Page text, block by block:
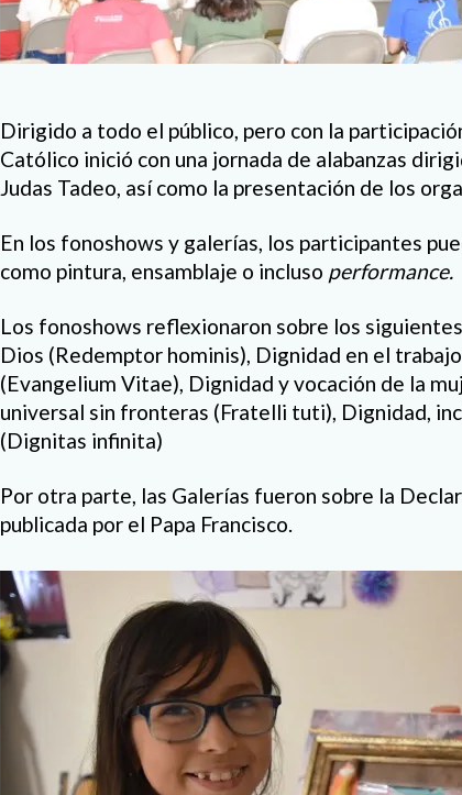
Dirigido a todo el público, pero con la
Católico inició con una jornada de alabanzas
Judas Tadeo, así como la presentación de los
En los fonoshows y galerías, los participantes
como pintura, ensamblaje o incluso performance.
Los fonoshows reflexionaron sobre los
Dios (Redemptor hominis), Dignidad en el
(Evangelium Vitae), Dignidad y vocación de la
universal sin fronteras (Fratelli tuti), Dignidad,
(Dignitas infinita)
Por otra parte, las Galerías fueron sobre la
publicada por el Papa Francisco.